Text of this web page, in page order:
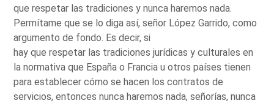
que respetar las tradiciones y nunca haremos nada.
Permítame que se lo diga así, señor López Garrido, como
argumento de fondo. Es decir, si
hay que respetar las tradiciones jurídicas y culturales en
la normativa que España o Francia u otros países tienen
para establecer cómo se hacen los contratos de
servicios, entonces nunca haremos nada, señorías, nunca